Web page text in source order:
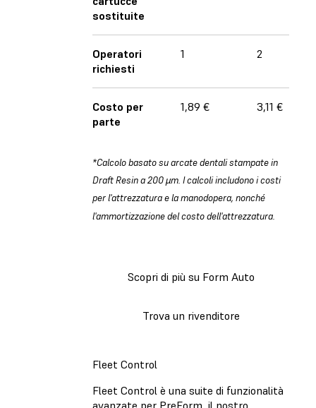
sostituite
Operatori
richiesti
1 2
Costo per
parte
1,89 € 3,11 €
*Calcolo basato su arcate dentali stampate in
Draft Resin a 200 µm. I calcoli includono i costi
per l'attrezzatura e la manodopera, nonché
l'ammortizzazione del costo dell'attrezzatura.
Scopri di più su Form Auto
Trova un rivenditore
Fleet Control
Fleet Control è una suite di funzionalità